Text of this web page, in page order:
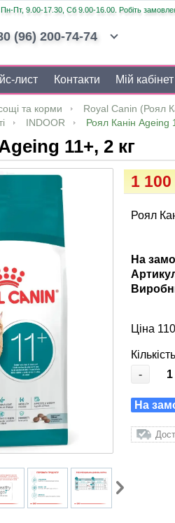
Пт, 9.00-17.30, Сб 9.00-16.00. Робіть
(96) 200-74-74
лист Контакти Мій кабінет
та корми Royal Canin (Роял
INDOOR Роял Канін Ageing
11+, 2 кг
1 100
Роял
На
Ціна
Кількість
-
На